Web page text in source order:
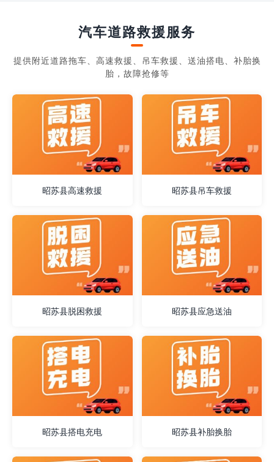
汽车道路救援服务
提供附近道路拖车、高速救援、吊车救援、送油搭电、补胎换
胎，故障抢修等
昭苏县高速救援 昭苏县吊车救援
昭苏县脱困救援 昭苏县应急送油
昭苏县搭电充电 昭苏县补胎换胎